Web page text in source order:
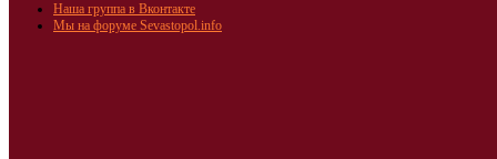
Наша группа в Вконтакте
Мы на форуме Sevastopol.info